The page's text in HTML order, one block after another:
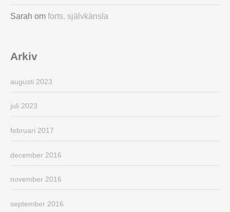
Sarah om forts. självkänsla
Arkiv
augusti 2023
juli 2023
februari 2017
december 2016
november 2016
september 2016